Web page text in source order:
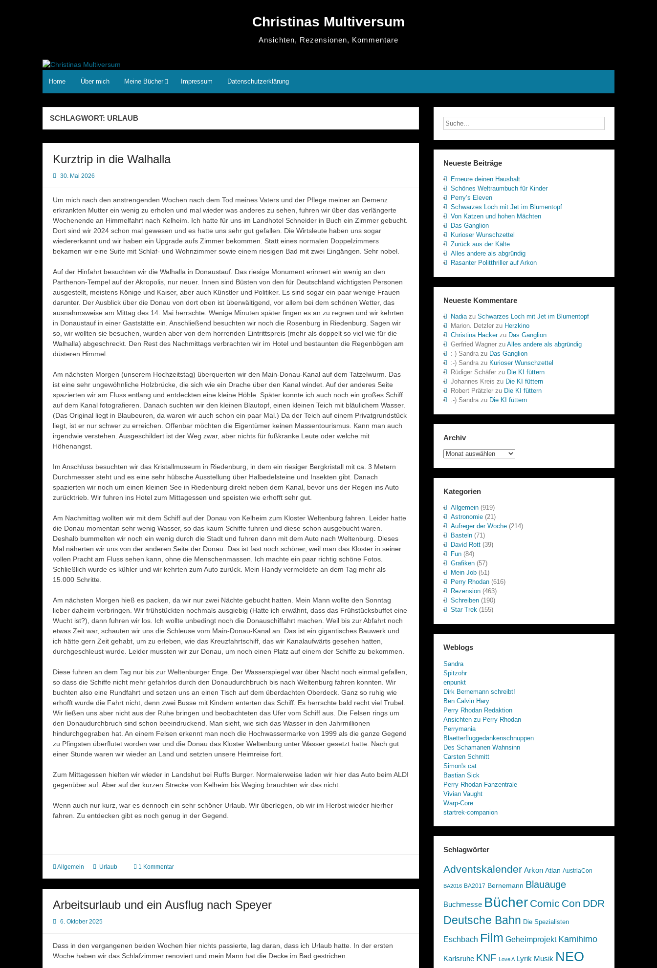
Christinas Multiversum
Ansichten, Rezensionen, Kommentare
Home Über mich Meine Bücher Impressum Datenschutzerklärung
SCHLAGWORT: URLAUB
Kurztrip in die Walhalla
30. Mai 2026
Um mich nach den anstrengenden Wochen nach dem Tod meines Vaters und der Pflege meiner an Demenz
erkrankten Mutter ein wenig zu erholen und mal wieder was anderes zu sehen, fuhren wir über das verlängerte
Wochenende an Himmelfahrt nach Kelheim. Ich hatte für uns im Landhotel Schneider in Buch ein Zimmer gebucht.
Dort sind wir 2024 schon mal gewesen und es hatte uns sehr gut gefallen. Die Wirtsleute haben uns sogar
wiedererkannt und wir haben ein Upgrade aufs Zimmer bekommen. Statt eines normalen Doppelzimmers
bekamen wir eine Suite mit Schlaf- und Wohnzimmer sowie einem riesigen Bad mit zwei Eingängen. Sehr nobel.
Auf der Hinfahrt besuchten wir die Walhalla in Donaustauf. Das riesige Monument erinnert ein wenig an den
Parthenon-Tempel auf der Akropolis, nur neuer. Innen sind Büsten von den für Deutschland wichtigsten Personen
ausgestellt, meistens Könige und Kaiser, aber auch Künstler und Politiker. Es sind sogar ein paar wenige Frauen
darunter. Der Ausblick über die Donau von dort oben ist überwältigend, vor allem bei dem schönen Wetter, das
ausnahmsweise am Mittag des 14. Mai herrschte. Wenige Minuten später fingen es an zu regnen und wir kehrten
in Donaustauf in einer Gaststätte ein. Anschließend besuchten wir noch die Rosenburg in Riedenburg. Sagen wir
so, wir wollten sie besuchen, wurden aber von dem horrenden Eintrittspreis (mehr als doppelt so viel wie für die
Walhalla) abgeschreckt. Den Rest des Nachmittags verbrachten wir im Hotel und bestaunten die Regenbögen am
düsteren Himmel.
Am nächsten Morgen (unserem Hochzeitstag) überquerten wir den Main-Donau-Kanal auf dem Tatzelwurm. Das
ist eine sehr ungewöhnliche Holzbrücke, die sich wie ein Drache über den Kanal windet. Auf der anderes Seite
spazierten wir am Fluss entlang und entdeckten eine kleine Höhle. Später konnte ich auch noch ein großes Schiff
auf dem Kanal fotografieren. Danach suchten wir den kleinen Blautopf, einen kleinen Teich mit bläulichem Wasser.
(Das Original liegt in Blaubeuren, da waren wir auch schon ein paar Mal.) Da der Teich auf einem Privatgrundstück
liegt, ist er nur schwer zu erreichen. Offenbar möchten die Eigentümer keinen Massentourismus. Kann man auch
irgendwie verstehen. Ausgeschildert ist der Weg zwar, aber nichts für fußkranke Leute oder welche mit
Höhenangst.
Im Anschluss besuchten wir das Kristallmuseum in Riedenburg, in dem ein riesiger Bergkristall mit ca. 3 Metern
Durchmesser steht und es eine sehr hübsche Ausstellung über Halbedelsteine und Insekten gibt. Danach
spazierten wir noch um einen kleinen See in Riedenburg direkt neben dem Kanal, bevor uns der Regen ins Auto
zurücktrieb. Wir fuhren ins Hotel zum Mittagessen und speisten wie erhofft sehr gut.
Am Nachmittag wollten wir mit dem Schiff auf der Donau von Kelheim zum Kloster Weltenburg fahren. Leider hatte
die Donau momentan sehr wenig Wasser, so das kaum Schiffe fuhren und diese schon ausgebucht waren.
Deshalb bummelten wir noch ein wenig durch die Stadt und fuhren dann mit dem Auto nach Weltenburg. Dieses
Mal näherten wir uns von der anderen Seite der Donau. Das ist fast noch schöner, weil man das Kloster in seiner
vollen Pracht am Fluss sehen kann, ohne die Menschenmassen. Ich machte ein paar richtig schöne Fotos.
Schließlich wurde es kühler und wir kehrten zum Auto zurück. Mein Handy vermeldete an dem Tag mehr als
15.000 Schritte.
Am nächsten Morgen hieß es packen, da wir nur zwei Nächte gebucht hatten. Mein Mann wollte den Sonntag
lieber daheim verbringen. Wir frühstückten nochmals ausgiebig (Hatte ich erwähnt, dass das Frühstücksbuffet eine
Wucht ist?), dann fuhren wir los. Ich wollte unbedingt noch die Donauschiffahrt machen. Weil bis zur Abfahrt noch
etwas Zeit war, schauten wir uns die Schleuse vom Main-Donau-Kanal an. Das ist ein gigantisches Bauwerk und
ich hätte gern Zeit gehabt, um zu erleben, wie das Kreuzfahrtschiff, das wir Kanalaufwärts gesehen hatten,
durchgeschleust wurde. Leider mussten wir zur Donau, um noch einen Platz auf einem der Schiffe zu bekommen.
Diese fuhren an dem Tag nur bis zur Weltenburger Enge. Der Wasserspiegel war über Nacht noch einmal gefallen,
so dass die Schiffe nicht mehr gefahrlos durch den Donaudurchbruch bis nach Weltenburg fahren konnten. Wir
buchten also eine Rundfahrt und setzen uns an einen Tisch auf dem überdachten Oberdeck. Ganz so ruhig wie
erhofft wurde die Fahrt nicht, denn zwei Busse mit Kindern enterten das Schiff. Es herrschte bald recht viel Trubel.
Wir ließen uns aber nicht aus der Ruhe bringen und beobachteten das Ufer vom Schiff aus. Die Felsen rings um
den Donaudurchbruch sind schon beeindruckend. Man sieht, wie sich das Wasser in den Jahrmillionen
hindurchgegraben hat. An einem Felsen erkennt man noch die Hochwassermarke von 1999 als die ganze Gegend
zu Pfingsten überflutet worden war und die Donau das Kloster Weltenburg unter Wasser gesetzt hatte. Nach gut
einer Stunde waren wir wieder an Land und setzten unsere Heimreise fort.
Zum Mittagessen hielten wir wieder in Landshut bei Ruffs Burger. Normalerweise laden wir hier das Auto beim ALDI
gegenüber auf. Aber auf der kurzen Strecke von Kelheim bis Waging brauchten wir das nicht.
Wenn auch nur kurz, war es dennoch ein sehr schöner Urlaub. Wir überlegen, ob wir im Herbst wieder hierher
fahren. Zu entdecken gibt es noch genug in der Gegend.
Allgemein Urlaub 1 Kommentar
Arbeitsurlaub und ein Ausflug nach Speyer
6. Oktober 2025
Dass in den vergangenen beiden Wochen hier nichts passierte, lag daran, dass ich Urlaub hatte. In der ersten
Woche haben wir das Schlafzimmer renoviert und mein Mann hat die Decke im Bad gestrichen.
Neueste Beiträge
Erneure deinen Haushalt
Schönes Weltraumbuch für Kinder
Perry’s Eleven
Schwarzes Loch mit Jet im Blumentopf
Von Katzen und hohen Mächten
Das Ganglion
Kurioser Wunschzettel
Zurück aus der Kälte
Alles andere als abgründig
Rasanter Politthriller auf Arkon
Neueste Kommentare
Nadiazu Schwarzes Loch mit Jet im Blumentopf
Marion. Detzlerzu Herzkino
Christina Hackerzu Das Ganglion
Gerfried Wagnerzu Alles andere als abgründig
:-) Sandrazu Das Ganglion
:-) Sandrazu Kurioser Wunschzettel
Rüdiger Schäferzu Die KI füttern
Johannes Kreis zu Die KI füttern
Robert Prätzlerzu Die KI füttern
:-) Sandrazu Die KI füttern
Archiv
Archiv
Kategorien
Allgemein(919)
Astronomie(21)
Aufreger der Woche(214)
Basteln(71)
David Rott(39)
Fun(84)
Grafiken(57)
Mein Job(51)
Perry Rhodan(616)
Rezension(463)
Schreiben(190)
Star Trek(155)
Weblogs
Sandra
Spitzohr
enpunkt
Dirk Bernemann schreibt!
Ben Calvin Hary
Perry Rhodan Redaktion
Ansichten zu Perry Rhodan
Perrymania
Blaetterfluggedankenschnuppen
Des Schamanen Wahnsinn
Carsten Schmitt
Simon's cat
Bastian Sick
Perry Rhodan-Fanzentrale
Vivian Vaught
Warp-Core
startrek-companion
Schlagwörter
Adventskalender Arkon Atlan AustriaCon
BA2016 BA2017 Bernemann Blauauge
Buchmesse Bücher Comic Con DDR
Deutsche Bahn Die Spezialisten
Eschbach Film Geheimprojekt Kamihimo
Karlsruhe KNF Love A Lyrik Musik NEO